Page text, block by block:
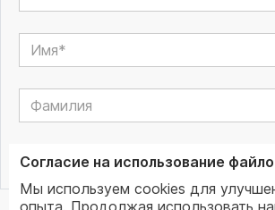
Согласие на использование
Мы используем cookies для
опыта. Продолжая использовать